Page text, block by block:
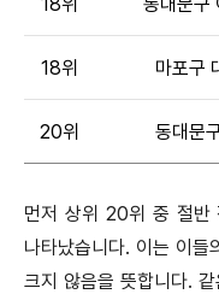
18위 마포구
20위 동대문
먼저 상위 20위 중 절반
나타났습니다. 이는 이
크지 않음을 뜻합니다.